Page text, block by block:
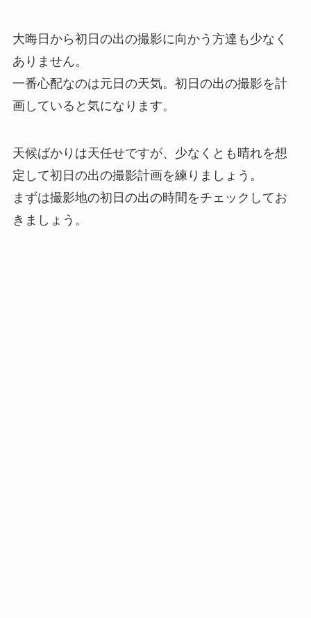
大晦日から初日の出の撮影に向かう方達も少なく
ありません。
一番心配なのは元日の天気。初日の出の撮影を計
画していると気になります。
天候ばかりは天任せですが、少なくとも晴れを想
定して初日の出の撮影計画を練りましょう。
まずは撮影地の初日の出の時間をチェックしてお
きましょう。